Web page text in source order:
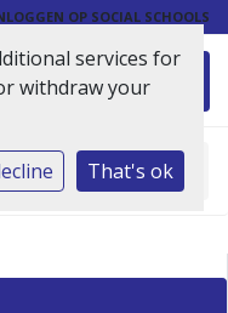
OP SOCIAL SCHOOLS
Plusgroep
services for
withdraw your
That's ok